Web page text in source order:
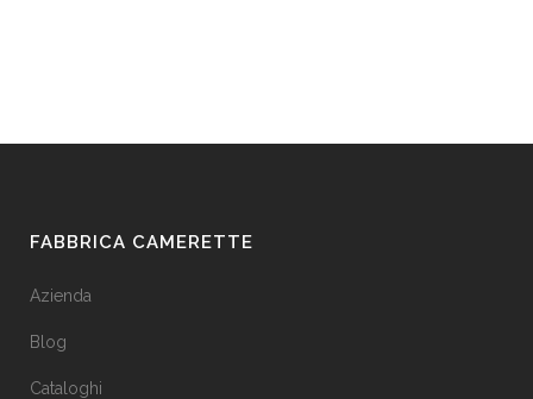
FABBRICA CAMERETTE
Azienda
Blog
Cataloghi